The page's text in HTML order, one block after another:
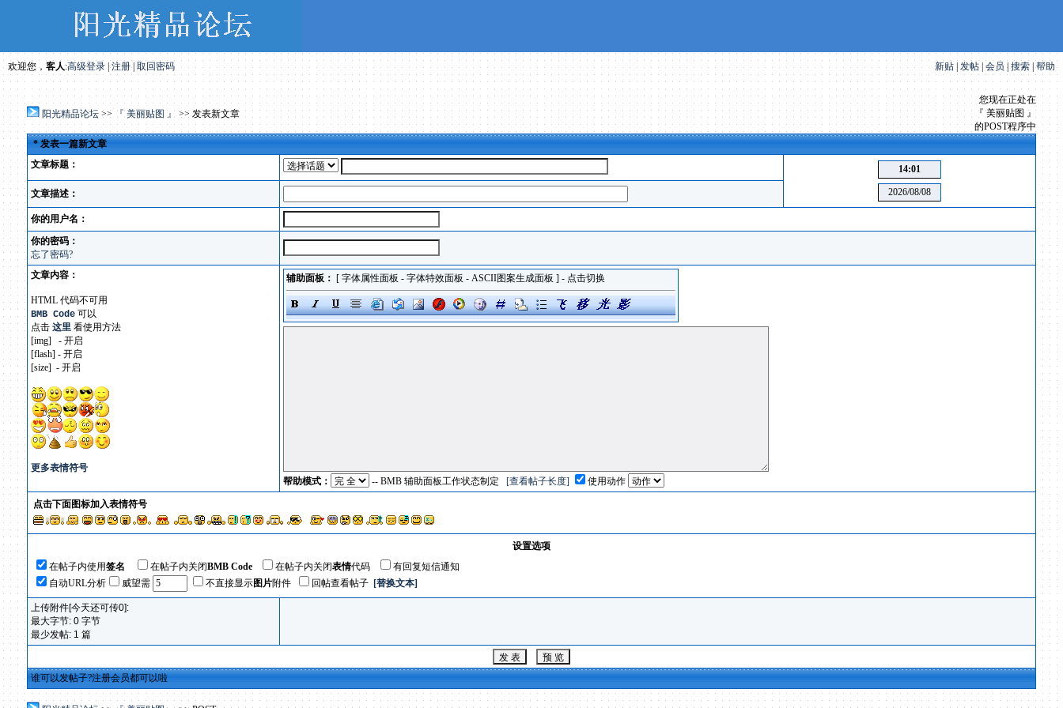
欢迎您， 客人:高级登录 |注册| 取回密码 新贴 | 发帖 会员 | 搜索 |帮助
阳光精品论坛 >> 『 美丽贴图 』 >> 发表新文章
您现在正处在
『 美丽贴图 』
的POST程序中
* 发表一篇新文章
文章标题：
14:01
2026/08/08
文章描述：
你的用户名：
你的密码：
忘了密码?
文章内容：
HTML 代码不可用
BMB Code 可以
点击 这里 看使用方法
[img] - 开启
[flash] - 开启
[size] - 开启
更多表情符号
辅助面板： [ 字体属性面板 - 字体特效面板 - ASCII图案生成面板 ] - 点击切换
帮助模式： -- BMB 辅助面板工作状态制定 [查看帖子长度] 使用动作
点击下面图标加入表情符号
设置选项
在帖子内使用签名 在帖子内关闭BMB Code 在帖子内关闭表情代码
有回复短信通知
自动URL分析
威望需 不直接显示图片附件 回帖查看帖子 [替换文本]
上传附件[今天还可传0]:
最大字节: 0 字节
最少发帖: 1 篇
谁可以发帖子?注册会员都可以啦